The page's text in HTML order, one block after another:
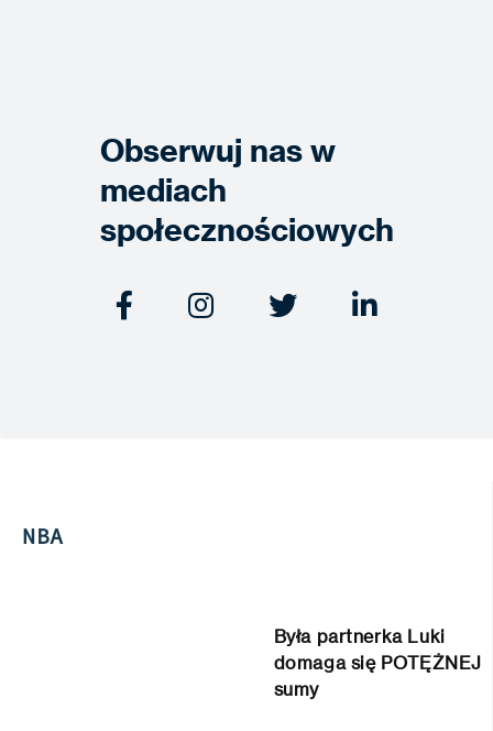
Obserwuj nas w
mediach
społecznościowych
   
NBA
Była partnerka Luki
domaga się POTĘŻNEJ
sumy